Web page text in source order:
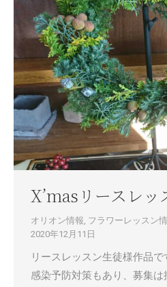
X’masリースレッ
オリオン情報 フラワーレッスン
2020年12月11日
リースレッスン生徒様作品で
感染予防対策もあり、募集